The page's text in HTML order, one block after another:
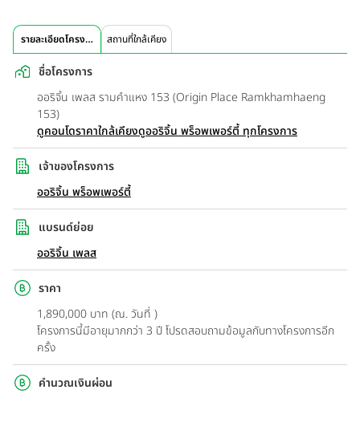
รายละเอียดโครงการ สถานที่ใกล้เคียง
ชื่อโครงการ
ออริจิ้น เพลส รามคำแหง 153 (Origin Place Ramkhamhaeng
153)
ดูคอนโดราคาใกล้เคียงดูออริจิ้น พร็อพเพอร์ตี้ ทุกโครงการ
เจ้าของโครงการ
ออริจิ้น พร็อพเพอร์ตี้
แบรนด์ย่อย
ออริจิ้น เพลส
ราคา
1,890,000 บาท (ณ. วันที่ )
โครงการนี้มีอายุมากกว่า 3 ปี โปรดสอบถามข้อมูลกับทางโครงการอีก
ครั้ง
คำนวณเงินผ่อน